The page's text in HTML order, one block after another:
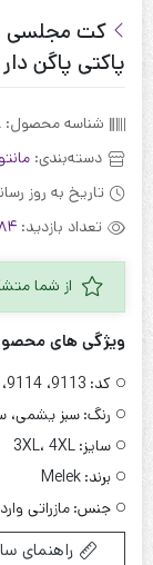
کت مجلسی
پاکتی پاگن
شناسه محصول:
دسته‌بندی: مانتو
تاریخ به روز
تعداد بازدید:
از شما
ویژگی های
کد: 9113، 9114، 9115
رنگ: سبز یشمی،
سایز: 3XL، 4XL
برند: Melek
جنس: مازراتی
راهنمای سایز